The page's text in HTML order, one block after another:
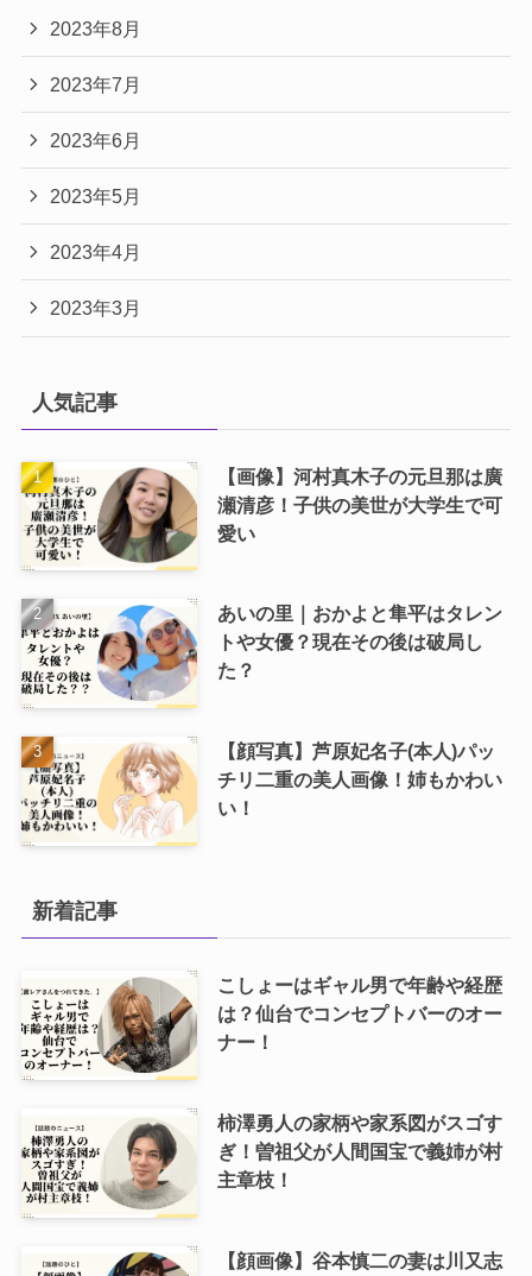
2023年8月
2023年7月
2023年6月
2023年5月
2023年4月
2023年3月
人気記事
【画像】河村真木子の元旦那は廣
瀬清彦！子供の美世が大学生で可
愛い
あいの里｜おかよと隼平はタレン
トや女優？現在その後は破局し
た？
【顔写真】芦原妃名子(本人)パッ
チリ二重の美人画像！姉もかわい
い！
新着記事
こしょーはギャル男で年齢や経歴
は？仙台でコンセプトバーのオー
ナー！
柿澤勇人の家柄や家系図がスゴす
ぎ！曽祖父が人間国宝で義姉が村
主章枝！
【顔画像】谷本慎二の妻は川又志